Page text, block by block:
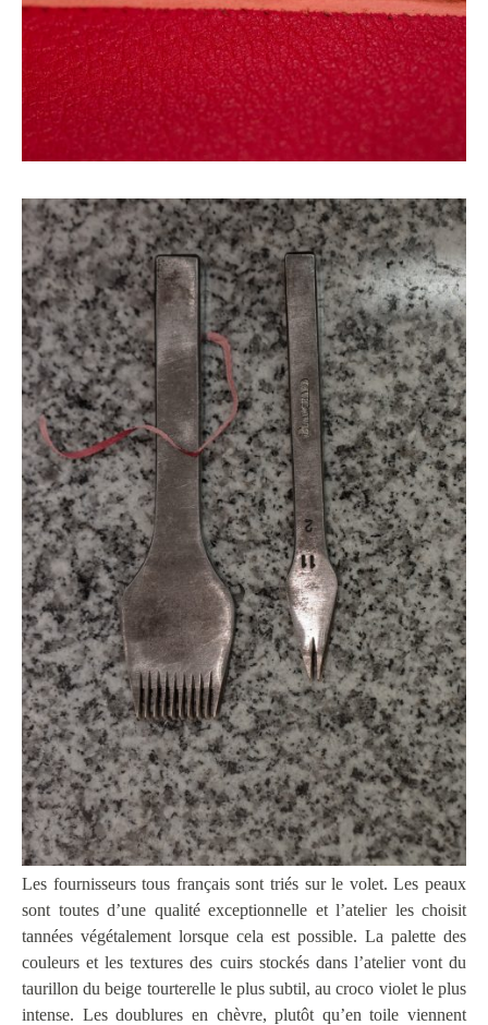
Les fournisseurs tous français sont triés sur le volet. Les peaux
sont toutes d’une qualité exceptionnelle et l’atelier les choisit
tannées végétalement lorsque cela est possible. La palette des
couleurs et les textures des cuirs stockés dans l’atelier vont du
taurillon du beige tourterelle le plus subtil, au croco violet le plus
intense. Les doublures en chèvre, plutôt qu’en toile viennent